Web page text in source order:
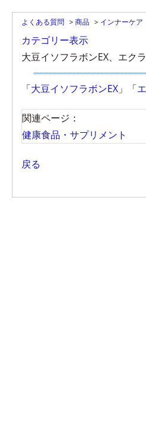
よくある質問 >商品 > インナーケア
カテゴリー表示
大豆イソフラボンEX、エク
「大豆イソフラボンEX 」「
関連ページ：
健康食品・サプリメント
戻る